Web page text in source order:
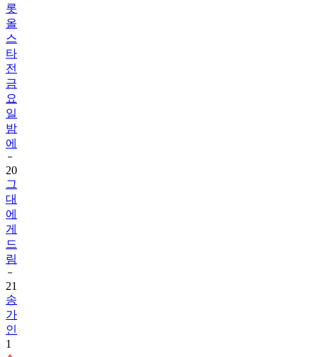
롯
올
스
타
전
금
요
일
밤
에
20
그
대
에
게
드
림
21
송
가
인
1